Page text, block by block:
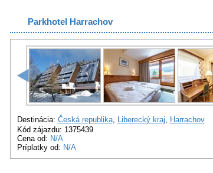
Parkhotel Harrachov
Destinácia: Česká republika, Liberecký kraj, Harrachov
Kód zájazdu: 1375439
Cena od: N/A
Príplatky od: N/A